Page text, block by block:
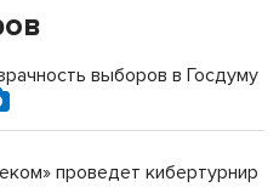
выборов в Госдуму
проведет кибертурнир